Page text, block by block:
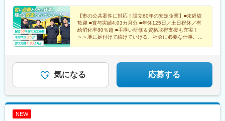
【市の公共案件に対応！設立60年の安定企業】■未経験
歓迎 ■賞与実績4.03カ月分 ■年休125日／土日祝休／有
給消化率80％超 ■手厚い研修＆資格取得支援も充実！
＞＞地に足付けて続けていける、社会に必要な仕事。は
気になる 応募する
NEW